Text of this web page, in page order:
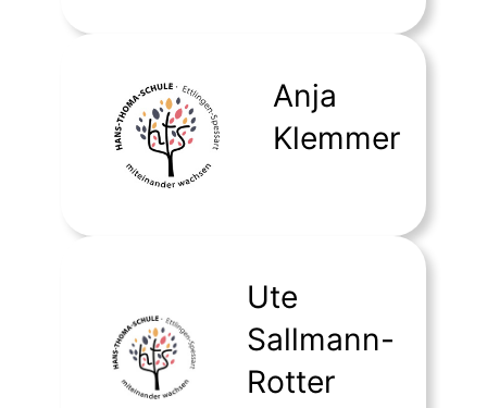
Anja
Klemmer
Ute
Sallmann-
Rotter